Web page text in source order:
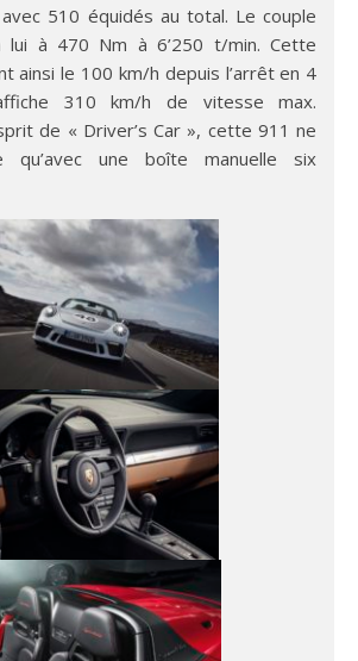
510 équidés au total. Le couple
lui à 470 Nm à 6’250 t/min. Cette
ainsi le 100 km/h depuis l’arrêt en 4
310 km/h de vitesse max.
de « Driver’s Car », cette 911 ne
qu’avec une boîte manuelle six